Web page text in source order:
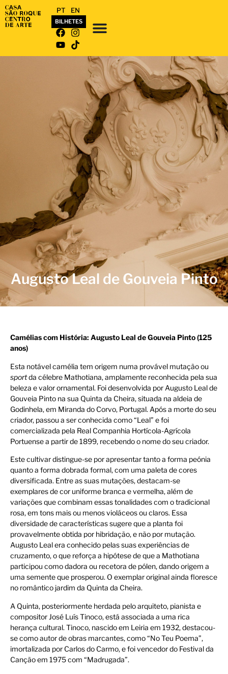
PT EN
BILHETES
Augusto Leal de Gouveia Pinto
Camélias com História: Augusto Leal de Gouveia Pinto (125
anos)
Esta notável camélia tem origem numa provável mutação ou
sportda célebre Mathotiana, amplamente reconhecida pela sua
beleza e valor ornamental. Foi desenvolvida por Augusto Leal de
Gouveia Pinto na sua Quinta da Cheira, situada na aldeia de
Godinhela, em Miranda do Corvo, Portugal. Após a morte do seu
criador, passou a ser conhecida como “Leal” e foi
comercializada pela Real Companhia Hortícola-Agrícola
Portuense a partir de 1899, recebendo o nome do seu criador.
Este cultivar distingue-se por apresentar tanto a forma peónia
quanto a forma dobrada formal, com uma paleta de cores
diversificada. Entre as suas mutações, destacam-se
exemplares de cor uniforme branca e vermelha, além de
variações que combinam essas tonalidades com o tradicional
rosa, em tons mais ou menos violáceos ou claros. Essa
diversidade de características sugere que a planta foi
provavelmente obtida por hibridação, e não por mutação.
Augusto Leal era conhecido pelas suas experiências de
cruzamento, o que reforça a hipótese de que a Mathotiana
participou como dadora ou recetora de pólen, dando origem a
uma semente que prosperou. O exemplar original ainda floresce
no romântico jardim da Quinta da Cheira.
A Quinta, posteriormente herdada pelo arquiteto, pianista e
compositor José Luís Tinoco, está associada a uma rica
herança cultural. Tinoco, nascido em Leiria em 1932, destacou-
se como autor de obras marcantes, como “No Teu Poema”,
imortalizada por Carlos do Carmo, e foi vencedor do Festival da
Canção em 1975 com “Madrugada”.